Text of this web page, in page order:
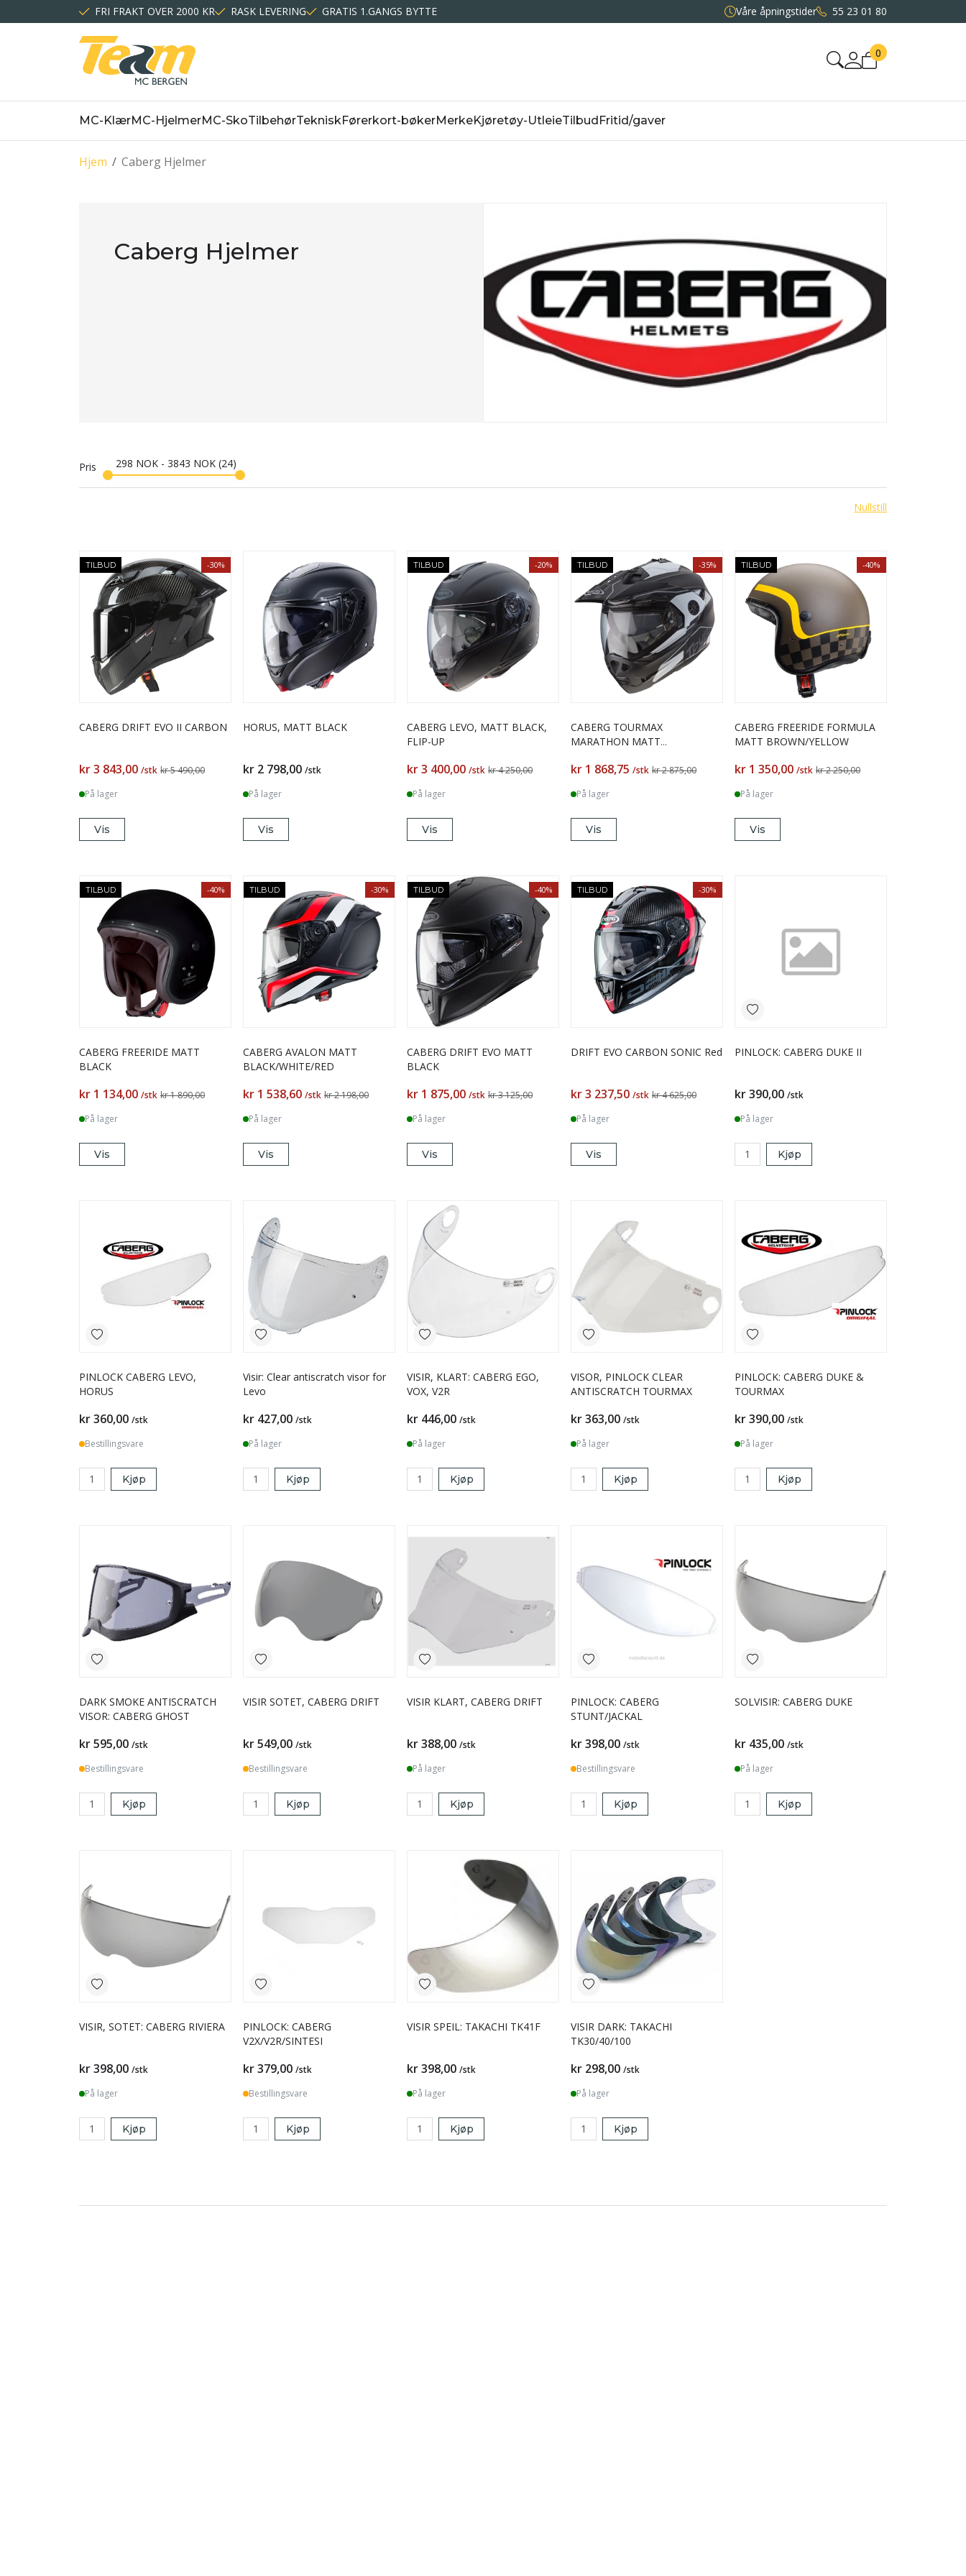
FRI FRAKT OVER 2000 KR RASK LEVERING GRATIS 1.GANGS BYTTE Våre åpningstider 55 23 01 80
0
MC-KlærMC-HjelmerMC-SkoTilbehørTekniskFørerkort-bøkerMerkeKjøretøy-UtleieTilbud Fritid/gaver
/
Hjem Caberg Hjelmer
Caberg Hjelmer
Pris 298 NOK - 3843 NOK 24
Nullstill
TILBUD -30%
CABERG DRIFT EVO II CARBON
kr 3 843,00 /stk kr 5 490,00
På lager
Vis
HORUS, MATT BLACK
kr 2 798,00 /stk
På lager
Vis
TILBUD -20%
CABERG LEVO, MATT BLACK,
FLIP-UP
kr 3 400,00 /stk kr 4 250,00
På lager
Vis
TILBUD -35%
CABERG TOURMAX
MARATHON MATT
kr 1 868,75 /stk kr 2 875,00
På lager
Vis
TILBUD -40%
CABERG FREERIDE FORMULA
MATT BROWN/YELLOW
kr 1 350,00 /stk kr 2 250,00
På lager
Vis
TILBUD -40%
CABERG FREERIDE MATT
BLACK
kr 1 134,00 /stk kr 1 890,00
På lager
Vis
TILBUD -30%
CABERG AVALON MATT
BLACK/WHITE/RED
kr 1 538,60 /stk kr 2 198,00
På lager
Vis
TILBUD -40%
CABERG DRIFT EVO MATT
BLACK
kr 1 875,00 /stk kr 3 125,00
På lager
Vis
TILBUD -30%
DRIFT EVO CARBON SONIC Red
kr 3 237,50 /stk kr 4 625,00
På lager
Vis
PINLOCK: CABERG DUKE II
kr 390,00 /stk
På lager
Kjøp
PINLOCK CABERG LEVO,
HORUS
kr 360,00 /stk
Bestillingsvare
Kjøp
Visir: Clear antiscratch visor for
Levo
kr 427,00 /stk
På lager
Kjøp
VISIR, KLART: CABERG EGO,
VOX, V2R
kr 446,00 /stk
På lager
Kjøp
VISOR, PINLOCK CLEAR
ANTISCRATCH TOURMAX
kr 363,00 /stk
På lager
Kjøp
PINLOCK: CABERG DUKE &
TOURMAX
kr 390,00 /stk
På lager
Kjøp
DARK SMOKE ANTISCRATCH
VISOR: CABERG GHOST
kr 595,00 /stk
Bestillingsvare
Kjøp
VISIR SOTET, CABERG DRIFT
kr 549,00 /stk
Bestillingsvare
Kjøp
VISIR KLART, CABERG DRIFT
kr 388,00 /stk
På lager
Kjøp
PINLOCK: CABERG
STUNT/JACKAL
kr 398,00 /stk
Bestillingsvare
Kjøp
SOLVISIR: CABERG DUKE
kr 435,00 /stk
På lager
Kjøp
VISIR, SOTET: CABERG RIVIERA
kr 398,00 /stk
På lager
Kjøp
PINLOCK: CABERG
V2X/V2R/SINTESI
kr 379,00 /stk
Bestillingsvare
Kjøp
VISIR SPEIL: TAKACHI TK41F
kr 398,00 /stk
På lager
Kjøp
VISIR DARK: TAKACHI
TK30/40/100
kr 298,00 /stk
På lager
Kjøp